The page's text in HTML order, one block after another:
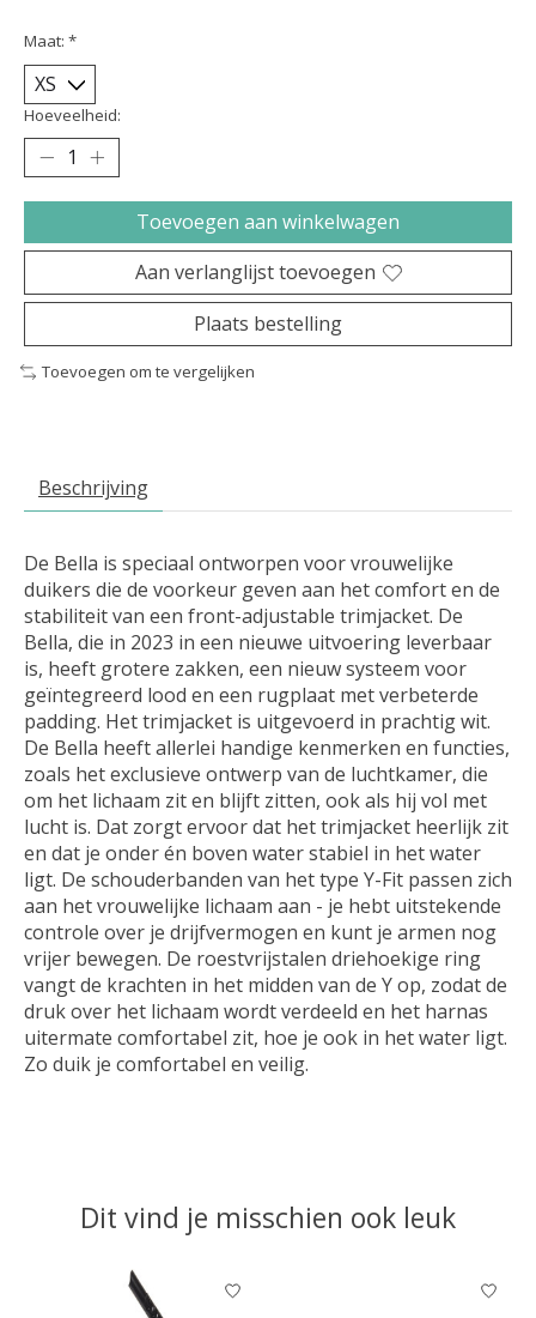
Maat: *
Hoeveelheid:
Toevoegen aan winkelwagen
Aan verlanglijst toevoegen
Plaats bestelling
Toevoegen om te vergelijken
Beschrijving
De Bella is speciaal ontworpen voor vrouwelijke
duikers die de voorkeur geven aan het comfort en de
stabiliteit van een front-adjustable trimjacket. De
Bella, die in 2023 in een nieuwe uitvoering leverbaar
is, heeft grotere zakken, een nieuw systeem voor
geïntegreerd lood en een rugplaat met verbeterde
padding. Het trimjacket is uitgevoerd in prachtig wit.
De Bella heeft allerlei handige kenmerken en functies,
zoals het exclusieve ontwerp van de luchtkamer, die
om het lichaam zit en blijft zitten, ook als hij vol met
lucht is. Dat zorgt ervoor dat het trimjacket heerlijk zit
en dat je onder én boven water stabiel in het water
ligt. De schouderbanden van het type Y-Fit passen zich
aan het vrouwelijke lichaam aan - je hebt uitstekende
controle over je drijfvermogen en kunt je armen nog
vrijer bewegen. De roestvrijstalen driehoekige ring
vangt de krachten in het midden van de Y op, zodat de
druk over het lichaam wordt verdeeld en het harnas
uitermate comfortabel zit, hoe je ook in het water ligt.
Zo duik je comfortabel en veilig.
Dit vind je misschien ook leuk
Items van productcarrousel